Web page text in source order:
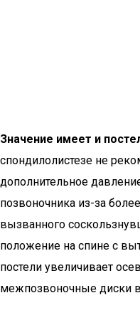
Значение имеет и
спондилолистезе не
дополнительное
позвоночника из-за
вызванного
положение на спине с
постели увеличивает
межпозвоночные диски